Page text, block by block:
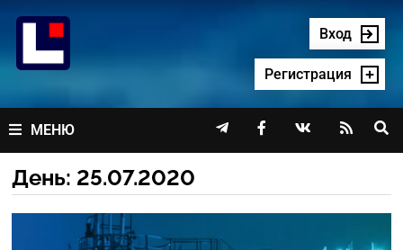
содержимому
Вход
Регистрация
МЕНЮ    
День: 25.07.2020